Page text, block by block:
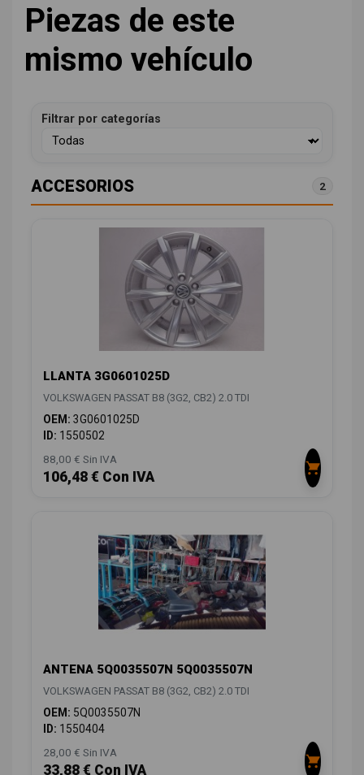
Piezas de este
mismo vehículo
Filtrar por categorías
ACCESORIOS 2
LLANTA 3G0601025D
VOLKSWAGEN PASSAT B8 (3G2, CB2) 2.0 TDI
OEM: 3G0601025D
ID: 1550502
88,00 € Sin IVA
106,48 € Con IVA
ANTENA 5Q0035507N 5Q0035507N
VOLKSWAGEN PASSAT B8 (3G2, CB2) 2.0 TDI
OEM: 5Q0035507N
ID: 1550404
28,00 € Sin IVA
33,88 € Con IVA